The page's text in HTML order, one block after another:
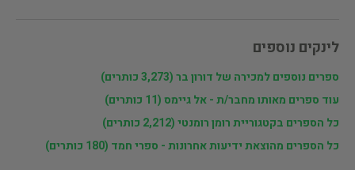
לינקים נוספים
ספרים נוספים למכירה של דורון בר (3,273 כותרים)
עוד ספרים מאותו מחבר/ת - אל גיימס (11 כותרים)
כל הספרים בקטגוריית רומן רומנטי (2,212 כותרים)
כל הספרים מהוצאת ידיעות אחרונות - ספרי חמד (180 כותרים)